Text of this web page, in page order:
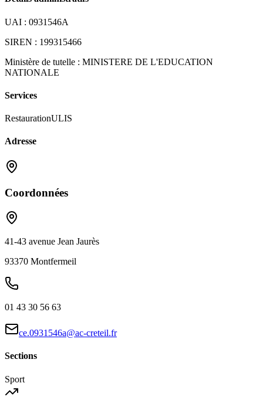
UAI : 0931546A
SIREN : 199315466
Ministère de tutelle : MINISTERE DE L'EDUCATION
NATIONALE
Services
RestaurationULIS
Adresse
Coordonnées
41-43 avenue Jean Jaurès
93370 Montfermeil
01 43 30 56 63
ce.0931546a@ac-creteil.fr
Sections
Sport